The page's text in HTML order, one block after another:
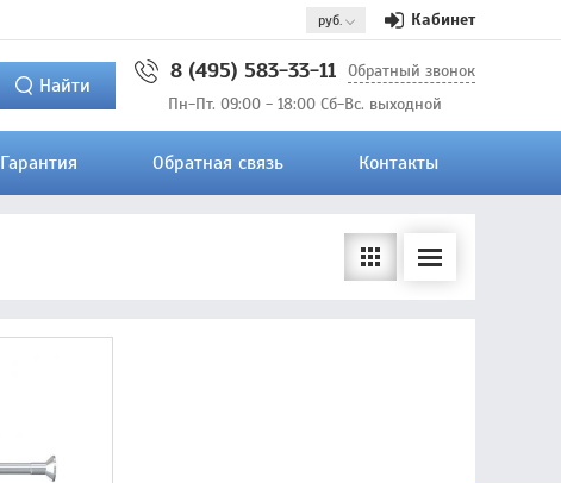
Кабинет
Найти
8 (495) 583-33-11 Обратный звонок
Пн-Пт. 09:00 - 18:00 Сб-Вс. выходной
Гарантия Обратная связь Контакты